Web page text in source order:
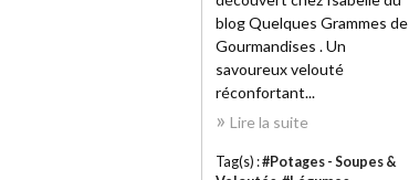
blog Quelques Grammes de
Gourmandises . Un
savoureux velouté
réconfortant...
Lire la suite
Tag(s) :#Potages - Soupes &